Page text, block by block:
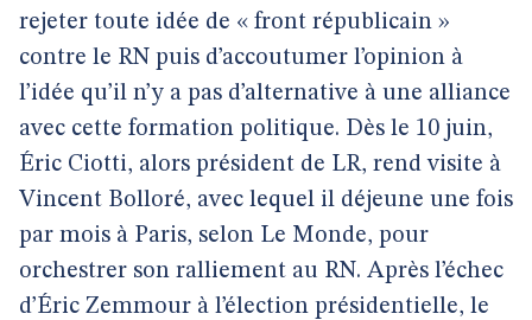
rejeter toute idée de « front républicain »
contre le RN puis d’accoutumer l’opinion à
l’idée qu’il n’y a pas d’alternative à une alliance
avec cette formation politique. Dès le 10 juin,
Éric Ciotti, alors président de LR, rend visite à
Vincent Bolloré, avec lequel il déjeune une fois
par mois à Paris, selon Le Monde, pour
orchestrer son ralliement au RN. Après l’échec
d’Éric Zemmour à l’élection présidentielle, le